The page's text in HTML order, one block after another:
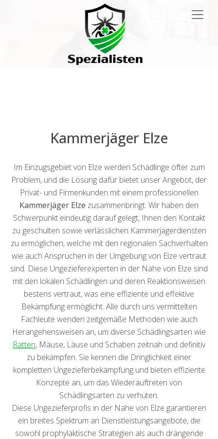
Kammerjäger Elze
Im Einzugsgebiet von Elze werden Schädlinge öfter zum
Problem, und die Lösung dafür bietet unser Angebot, der
Privat- und Firmenkunden mit einem professionellen
Kammerjäger Elze zusammenbringt. Wir haben den
Schwerpunkt eindeutig darauf gelegt, Ihnen den Kontakt
zu geschulten sowie verlässlichen Kammerjägerdiensten
zu ermöglichen, welche mit den regionalen Sachverhalten
wie auch Ansprüchen in der Umgebung von Elze vertraut
sind. Diese Ungezieferexperten in der Nähe von Elze sind
mit den lokalen Schädlingen und deren Reaktionsweisen
bestens vertraut, was eine effiziente und effektive
Bekämpfung ermöglicht. Alle durch uns vermittelten
Fachleute wenden zeitgemäße Methoden wie auch
Herangehensweisen an, um diverse Schädlingsarten wie
Ratten, Mäuse, Läuse und Schaben zeitnah und definitiv
zu bekämpfen. Sie kennen die Dringlichkeit einer
kompletten Ungezieferbekämpfung und bieten effiziente
Konzepte an, um das Wiederauftreten von
Schädlingsarten zu verhüten.
Diese Ungezieferprofis in der Nähe von Elze garantieren
ein breites Spektrum an Dienstleistungsangebote, die
sowohl prophylaktische Strategien als auch drängende